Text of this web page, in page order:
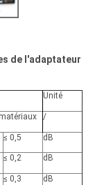
de l'adaptateur
Unité
/
≤ 0,5 dB
≤ 0,2 dB
≤ 0,3 dB